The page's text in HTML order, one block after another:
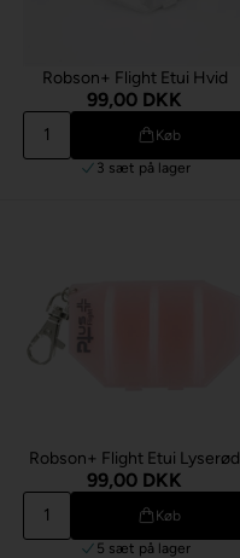
Robson+ Flight Etui Hvid
99,00 DKK
Køb
3 sæt på lager
Robson+ Flight Etui Lyserød
99,00 DKK
Køb
5 sæt på lager